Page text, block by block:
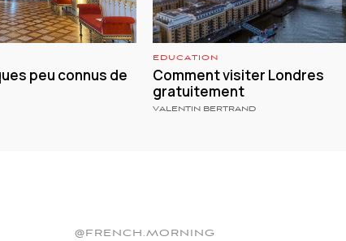
peu connus de
EDUCATION
Comment visiter Londres
gratuitement
VALENTIN BERTRAND
@FRENCH.MORNING